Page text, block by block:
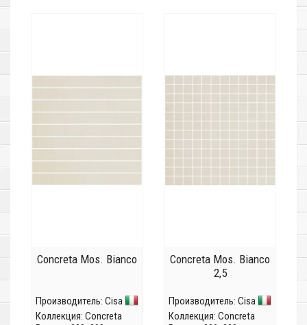
Concreta Mos. Bianco
Производитель: Cisa
Коллекция: Concreta
Concreta Mos. Bianco
2,5
Производитель: Cisa
Коллекция: Concreta